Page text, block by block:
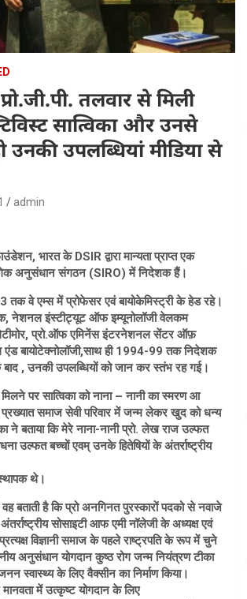
तलवार से मिली
सात्विका और उनसे
उपलब्धियां मीडिया से
admin
भारत के DSIR द्वारा मान्यता प्राप्त एक
अनुसंधान संगठन (SIRO) में निदेशक हैं।
वे एम्स में प्रोफेसर एवं बायोकेमिस्ट्री के हेड रहे।
नेशनल इंस्टीट्यूट ऑफ इम्यूनोलॉजी वेलकम
प्रो.ऑफ एमिनेंस इंटरनेशनल सेंटर ऑफ़
एंड बायोटेक्नोलॉजी,साथ ही 1994-99 तक निदेशक
, उनकी उपलब्धियों को जान कर स्तंभ रह गई।
पर सात्विका को नाना – नानी का स्मरण आ
प्रख्यात समाज सेवी परिवार में जन्म लेकर खुद को धन्य
ने बताया कि मेरे नाना-नानी प्रो. लेख राज उल्फत
उल्फत बच्चों एवम् उनके हितेषियों के अंतर्राष्ट्रीय
थे।
बताती है कि प्रो अनगिनत पुरस्कारों पदको से नवाजे
सोसाइटी आफ एमी नॉलेजी के अध्यक्ष एवं
विज्ञानी समाज के पहले राष्ट्रपति के रूप में चुने
अनुसंधान योगदान कुष्ठ रोग जन्म नियंत्रण टीका
स्वास्थ्य के लिए वैक्सीन का निर्माण किया।
मानवता में उत्कृष्ट योगदान के लिए